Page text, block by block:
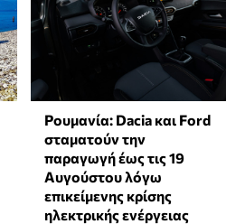
Ρουμανία: Dacia και⁠ Ford
σταματούν την
παραγωγή έως τις 19
Αυγούστου λόγω
επικείμενης κρίσης
ηλεκτρικής ενέργειας